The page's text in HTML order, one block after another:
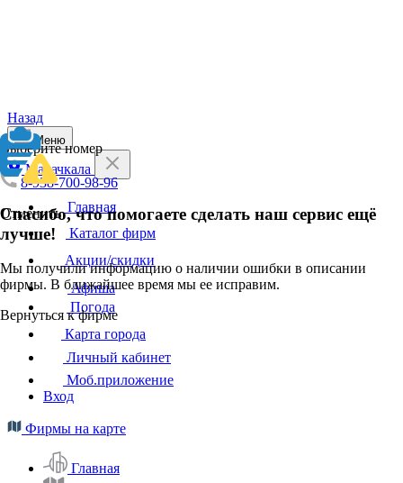
Назад
Выберите номер
8-938-700-98-96
Отменить
Спасибо, что помогаете сделать наш сервис ещё
лучше!
Мы получили информацию о наличии ошибки в описании
фирмы. В ближайшее время мы ее исправим.
Вернуться к фирме
Меню
Махачкала
Главная
Каталог фирм
Акции/скидки
Афиша
Погода
Карта города
Личный кабинет
Моб.приложение
Вход
Фирмы на карте
Главная